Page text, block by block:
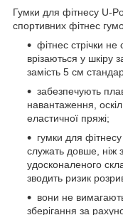
Гумки для фітнесу U-
спортивних фітнес
фітнес стрічки не
врізаються у шкіру
замість 5 см
забезпечують
навантаження,
еластичної пряжі;
гумки для
служать довше, ніж
удосконаленого
зводить ризик
вони не
зберігання за